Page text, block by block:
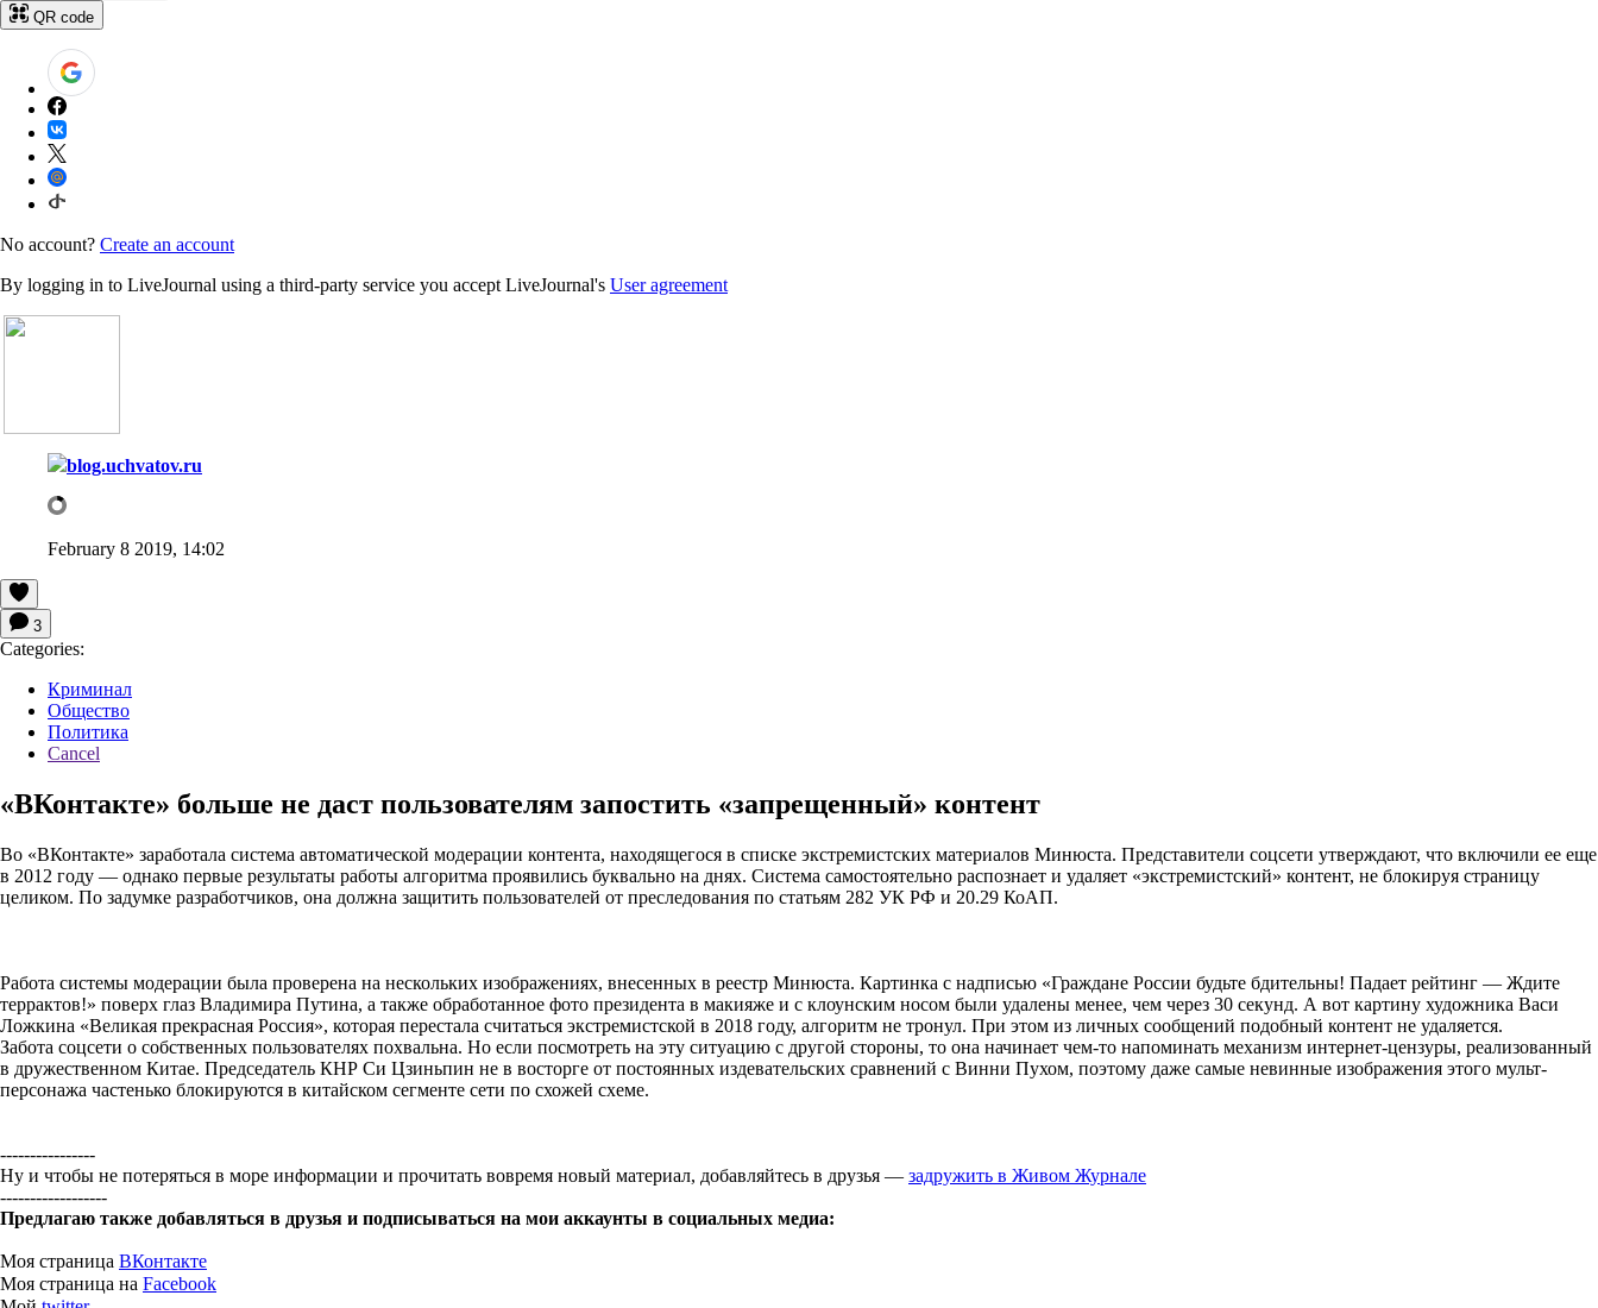
QR code
No account? Create an account
By logging in to LiveJournal using a third-party service you accept LiveJournal's User agreement
blog.uchvatov.ru
February 8 2019, 14:02
3
Categories:
Криминал
Общество
Политика
Cancel
«ВКонтакте» больше не даст пользователям запостить «запрещенный» контент
Во «ВКонтакте» заработала система автоматической модерации контента, находящегося в списке экстремистских материалов Минюста. Представители соцсети утверждают, что включили ее еще
в 2012 году — однако первые результаты работы алгоритма проявились буквально на днях. Система самостоятельно распознает и удаляет «экстремистский» контент, не блокируя страницу
целиком. По задумке разработчиков, она должна защитить пользователей от преследования по статьям 282 УК РФ и 20.29 КоАП.
Работа системы модерации была проверена на нескольких изображениях, внесенных в реестр Минюста. Картинка с надписью «Граждане России будьте бдительны! Падает рейтинг — Ждите
террактов!» поверх глаз Владимира Путина, а также обработанное фото президента в макияже и с клоунским носом были удалены менее, чем через 30 секунд. А вот картину художника Васи
Ложкина «Великая прекрасная Россия», которая перестала считаться экстремистской в 2018 году, алгоритм не тронул. При этом из личных сообщений подобный контент не удаляется.
Забота соцсети о собственных пользователях похвальна. Но если посмотреть на эту ситуацию с другой стороны, то она начинает чем-то напоминать механизм интернет-цензуры, реализованный
в дружественном Китае. Председатель КНР Си Цзиньпин не в восторге от постоянных издевательских сравнений с Винни Пухом, поэтому даже самые невинные изображения этого мульт-
персонажа частенько блокируются в китайском сегменте сети по схожей схеме.
----------------
Ну и чтобы не потеряться в море информации и прочитать вовремя новый материал, добавляйтесь в друзья — задружить в Живом Журнале
------------------
Предлагаю также добавляться в друзья и подписываться на мои аккаунты в социальных медиа:
Моя страница ВКонтакте
Моя страница на Facebook